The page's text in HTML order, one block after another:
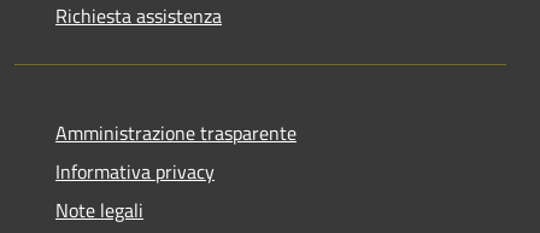
Richiesta assistenza
Amministrazione trasparente
Informativa privacy
Note legali